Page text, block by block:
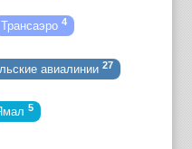
Трансаэро 4
авиалинии 27
5